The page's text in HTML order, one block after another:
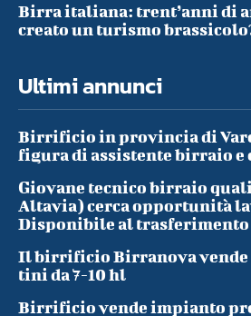
Birra italiana: trent’anni di
creato un turismo
Ultimi annunci
Birrificio in provincia di
figura di assistente birraio e
Giovane tecnico birraio
Altavia) cerca opportunità
Disponibile al trasferimento
Il birrificio Birranova vende
tini da 7-10 hl
Birrificio vende impianto